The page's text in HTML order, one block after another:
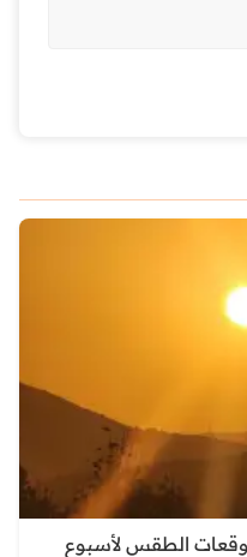
الطقس لأسبوع